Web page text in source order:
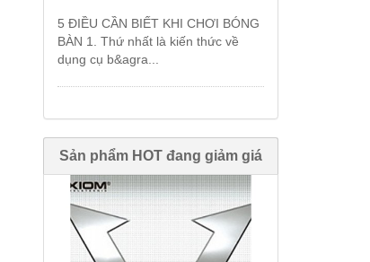
5 ĐIỀU CẦN BIẾT KHI CHƠI BÓNG
BÀN 1. Thứ nhất là kiến thức về
dụng cụ b&agra...
Sản phẩm HOT đang giảm giá